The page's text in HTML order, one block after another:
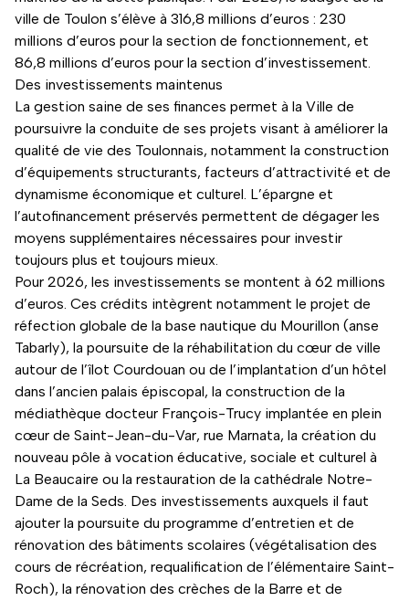
ville de Toulon s’élève à 316,8 millions d’euros : 230
millions d’euros pour la section de fonctionnement, et
86,8 millions d’euros pour la section d’investissement.
Des investissements maintenus
La gestion saine de ses finances permet à la Ville de
poursuivre la conduite de ses projets visant à améliorer la
qualité de vie des Toulonnais, notamment la construction
d’équipements structurants, facteurs d’attractivité et de
dynamisme économique et culturel. L’épargne et
l’autofinancement préservés permettent de dégager les
moyens supplémentaires nécessaires pour investir
toujours plus et toujours mieux.
Pour 2026, les investissements se montent à 62 millions
d’euros. Ces crédits intègrent notamment le projet de
réfection globale de la base nautique du Mourillon (anse
Tabarly), la poursuite de la réhabilitation du cœur de ville
autour de l’îlot Courdouan ou de l’implantation d’un hôtel
dans l’ancien palais épiscopal, la construction de la
médiathèque docteur François-Trucy implantée en plein
cœur de Saint-Jean-du-Var, rue Marnata, la création du
nouveau pôle à vocation éducative, sociale et culturel à
La Beaucaire ou la restauration de la cathédrale Notre-
Dame de la Seds. Des investissements auxquels il faut
ajouter la poursuite du programme d’entretien et de
rénovation des bâtiments scolaires (végétalisation des
cours de récréation, requalification de l’élémentaire Saint-
Roch), la rénovation des crèches de la Barre et de